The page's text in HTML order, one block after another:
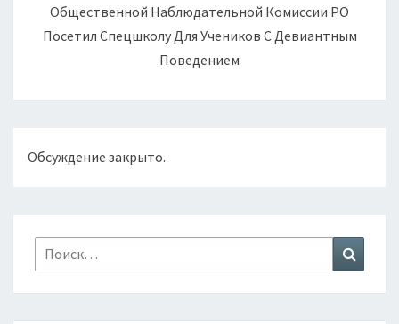
Общественной Наблюдательной Комиссии РО
Посетил Спецшколу Для Учеников С Девиантным
Поведением
Обсуждение закрыто.
Найти: